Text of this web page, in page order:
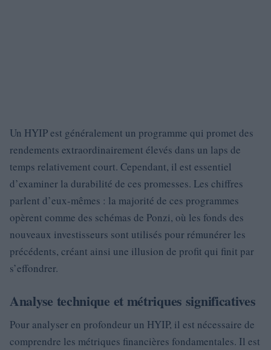
Un HYIP est généralement un programme qui promet des
rendements extraordinairement élevés dans un laps de
temps relativement court. Cependant, il est essentiel
d’examiner la durabilité de ces promesses. Les chiffres
parlent d’eux-mêmes : la majorité de ces programmes
opèrent comme des schémas de Ponzi, où les fonds des
nouveaux investisseurs sont utilisés pour rémunérer les
précédents, créant ainsi une illusion de profit qui finit par
s’effondrer.
Analyse technique et métriques significatives
Pour analyser en profondeur un HYIP, il est nécessaire de
comprendre les métriques financières fondamentales. Il est